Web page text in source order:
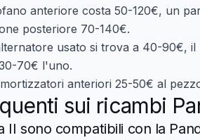
anteriore costa 50-120€, un
posteriore 70-140€.
usato si trova a 40-90€, il
70€ l'uno.
anteriori 25-50€ al
sui ricambi
II sono compatibili con la